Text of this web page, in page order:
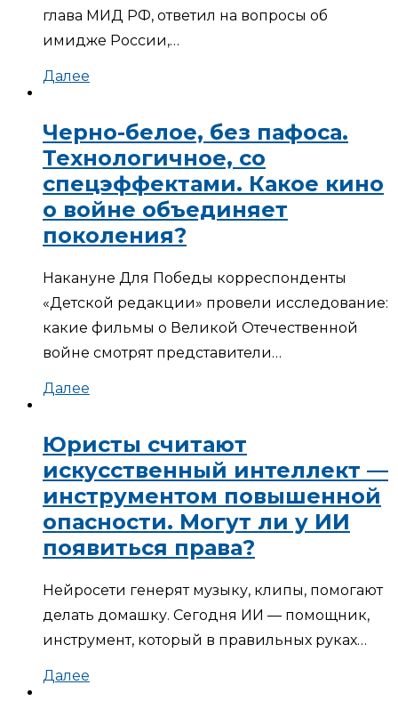
глава МИД РФ, ответил на вопросы об
имидже России,…
Далее
Черно-белое, без пафоса.
Технологичное, со
спецэффектами. Какое кино
о войне объединяет
поколения?
Накануне Для Победы корреспонденты
«Детской редакции» провели исследование:
какие фильмы о Великой Отечественной
войне смотрят представители…
Далее
Юристы считают
искусственный интеллект —
инструментом повышенной
опасности. Могут ли у ИИ
появиться права?
Нейросети генерят музыку, клипы, помогают
делать домашку. Сегодня ИИ — помощник,
инструмент, который в правильных руках…
Далее